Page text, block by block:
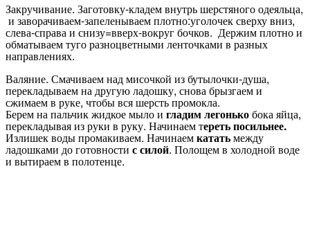
Закручивание. Заготовку-кладем внутрь шерстяного одеяльца,
и заворачиваем-запеленываем плотно:уголочек сверху вниз,
слева-справа и снизу=вверх-вокруг бочков. Держим плотно и
обматываем туго разноцветными ленточками в разных
направлениях.
Валяние. Смачиваем над мисочкой из бутылочки-душа,
перекладываем на другую ладошку, снова брызгаем и
сжимаем в руке, чтобы вся шерсть промокла.
Берем на пальчик жидкое мыло и гладим легонькобока яйца,
перекладывая из руки в руку. Начинаем тереть посильнее.
Излишек воды промакиваем. Начинаемкататьмежду
ладошками до готовности с силой. Полощем в холодной воде
и вытираем в полотенце.